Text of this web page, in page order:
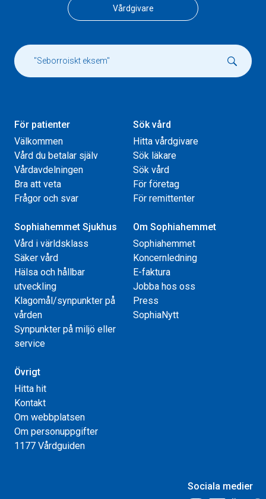
Vårdgivare
För patienter
Välkommen
Vård du betalar själv
Vårdavdelningen
Bra att veta
Frågor och svar
Sök vård
Hitta vårdgivare
Sök läkare
Sök vård
För företag
För remittenter
Sophiahemmet Sjukhus
Vård i världsklass
Säker vård
Hälsa och hållbar
utveckling
Klagomål/synpunkter på
vården
Synpunkter på miljö eller
service
Om Sophiahemmet
Sophiahemmet
Koncernledning
E-faktura
Jobba hos oss
Press
SophiaNytt
Övrigt
Hitta hit
Kontakt
Om webbplatsen
Om personuppgifter
1177 Vårdguiden
Sociala medier